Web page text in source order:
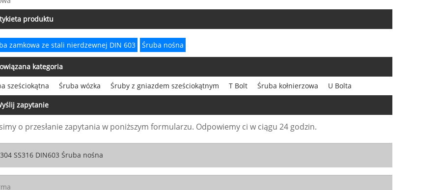
produktu
zamkowa ze stali nierdzewnej DIN 603 Śruba nośna
kategoria
sześciokątna Śruba wózka Śruby z gniazdem sześciokątnym T Bolt Śruba kołnierzowa U Bolta
zapytanie
o przesłanie zapytania w poniższym formularzu. Odpowiemy ci w ciągu 24 godzin.